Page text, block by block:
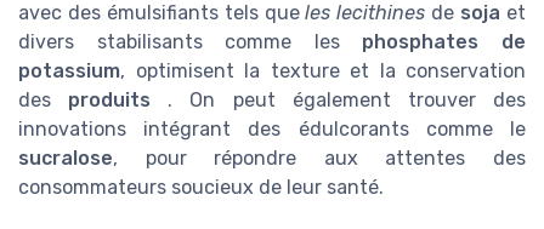
avec des émulsifiants tels queles lecithines de soja et
divers stabilisants comme les phosphates de
potassium, optimisent la texture et la conservation
des produits . On peut également trouver des
innovations intégrant des édulcorants comme le
sucralose, pour répondre aux attentes des
consommateurs soucieux de leur santé.